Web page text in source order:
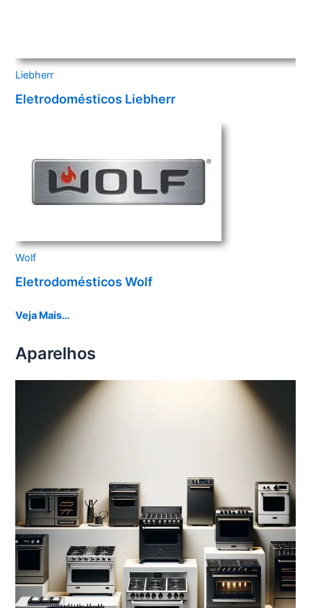
Liebherr
Eletrodomésticos Liebherr
Wolf
Eletrodomésticos Wolf
Veja Mais…
Aparelhos